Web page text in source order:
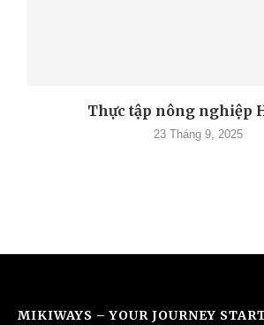
Thực tập nông nghiệp
23 Tháng 9, 2025
MIKIWAYS – YOUR JOURNEY